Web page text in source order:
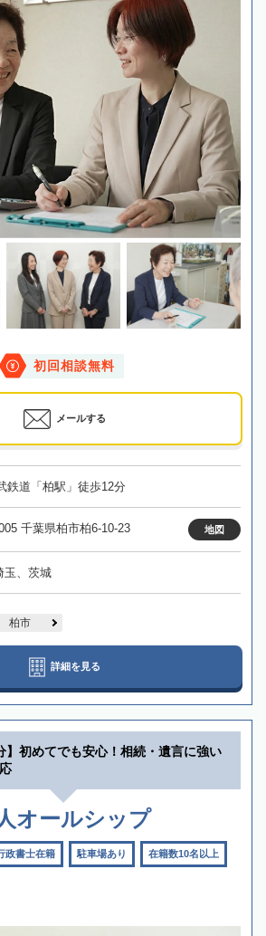
初回相談無料
メールする
鉄道「柏駅」徒歩12分
千葉県柏市柏6-10-23 地図
玉、茨城
柏市
詳細を見る
】初めてでも安心！相続・遺言に強い
オールシップ
政書士在籍 駐車場あり 在籍数10名以上